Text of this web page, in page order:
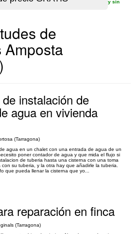
y sin
de
Amposta
instalación de
agua en vivienda
(Tarragona)
agua en un chalet con una entrada de agua de un
poner contador de agua y que mida el flujo si
de tuberia hasta una cisterna con una toma
su tuberia, y la otra hay que añadirle la tuberia.
que pueda llenar la cisterna que yo...
reparación en finca
(Tarragona)